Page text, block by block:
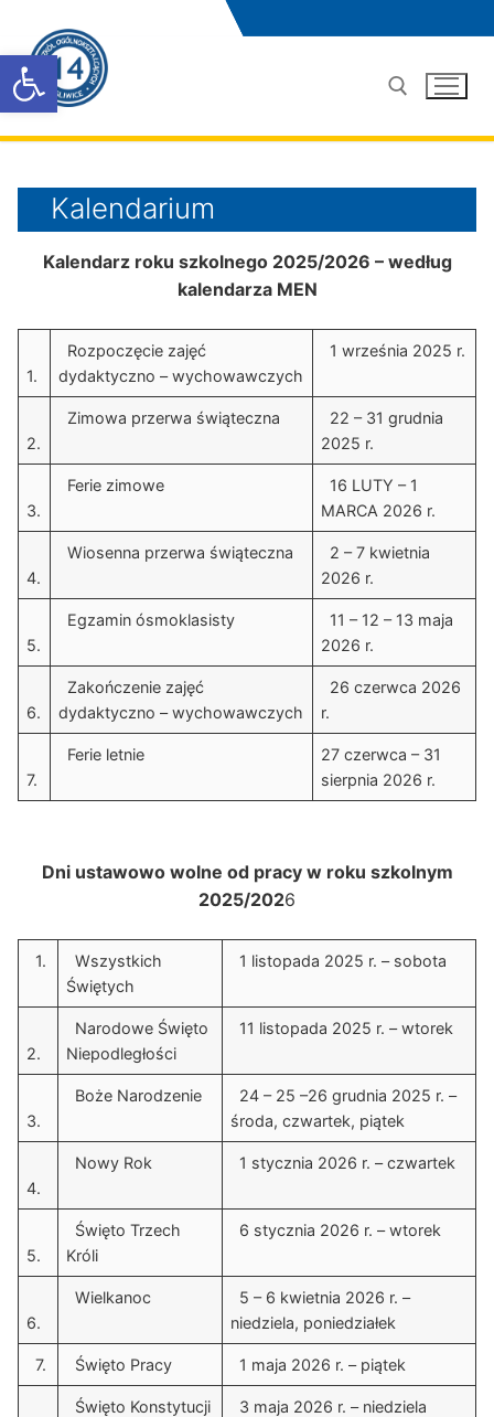
Otwórz pasek narzędzi
treści
Kalendarium
Kalendarz roku szkolnego 2025/2026 – według
kalendarza MEN
1.
Rozpoczęcie zajęć
dydaktyczno – wychowawczych
1 września 2025 r.
2.
Zimowa przerwa świąteczna
22 – 31 grudnia
2025 r.
3.
Ferie zimowe
16 LUTY – 1
MARCA 2026 r.
4.
Wiosenna przerwa świąteczna
2 – 7 kwietnia
2026 r.
5.
Egzamin ósmoklasisty
11 – 12 – 13 maja
2026 r.
6.
Zakończenie zajęć
dydaktyczno – wychowawczych
26 czerwca 2026
r.
7.
Ferie letnie
27 czerwca – 31
sierpnia 2026 r.
Dni ustawowo wolne od pracy w roku szkolnym
2025/2026
1.
Wszystkich
Świętych
1 listopada 2025 r. – sobota
2.
Narodowe Święto
Niepodległości
11 listopada 2025 r. – wtorek
3.
Boże Narodzenie
24 – 25 –26 grudnia 2025 r. –
środa, czwartek, piątek
4.
Nowy Rok 1 stycznia 2026 r. – czwartek
5.
Święto Trzech
Króli
6 stycznia 2026 r. – wtorek
6.
Wielkanoc
5 – 6 kwietnia 2026 r. –
niedziela, poniedziałek
7. Święto Pracy 1 maja 2026 r. – piątek
Święto Konstytucji
3 maja 2026 r. – niedziela